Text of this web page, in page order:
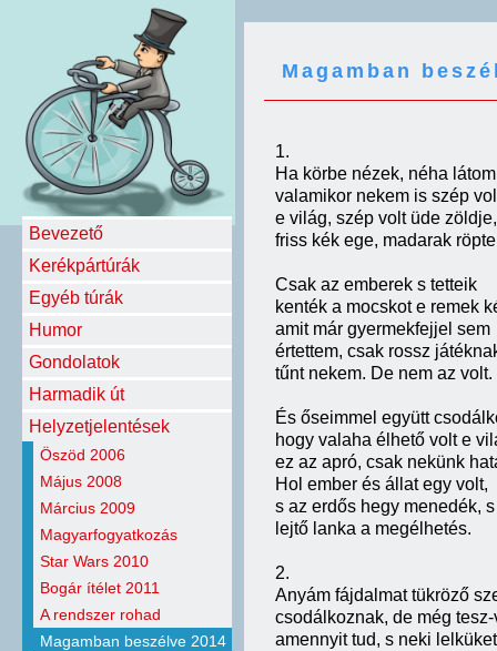
Bevezető
Kerékpártúrák
Egyéb túrák
Humor
Gondolatok
Harmadik út
Helyzetjelentések
Öszöd 2006
Május 2008
Március 2009
Magyarfogyatkozás
Star Wars 2010
Bogár ítélet 2011
A rendszer rohad
Magamban beszélve 2014
Magamban
1.
Ha körbe nézek, néha
valamikor nekem is szép
e világ, szép volt üde zöldje,
friss kék ege, madarak
Csak az emberek s tetteik
kenték a mocskot e remek
amit már gyermekfejjel sem
értettem, csak rossz
tűnt nekem. De nem az volt.
És őseimmel együtt
hogy valaha élhető volt e
ez az apró, csak nekünk
Hol ember és állat egy volt,
s az erdős hegy menedék,
lejtő lanka a megélhetés.
2.
Anyám fájdalmat tükröző
csodálkoznak, de még
amennyit tud, s neki